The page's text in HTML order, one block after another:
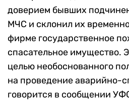
доверием бывших
МЧС и склонил их
фирме государственное
спасательное имущество.
целью необоснованного
на проведение аварийно-
говорится в сообщении